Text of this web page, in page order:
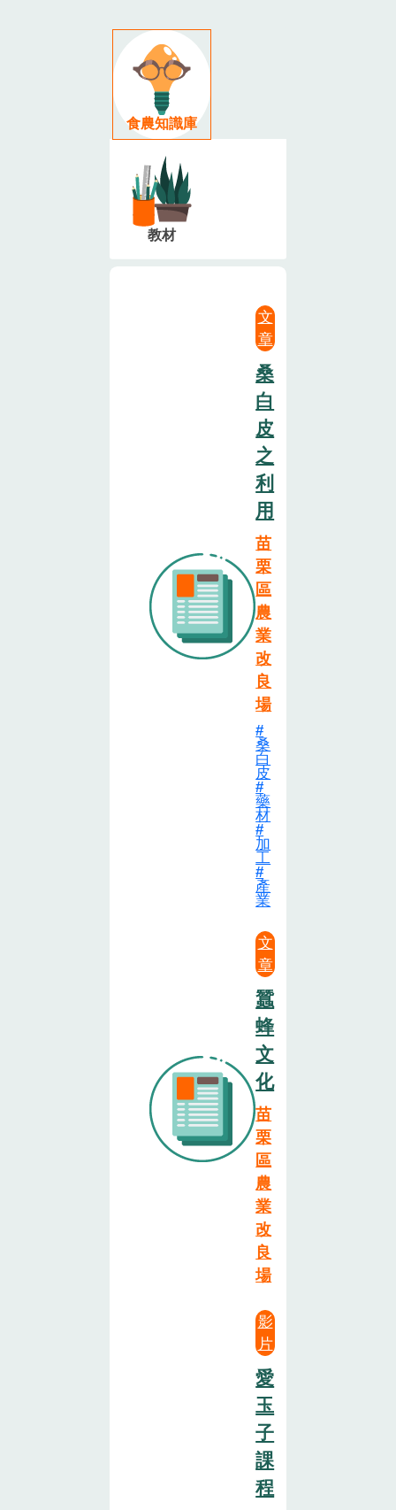
食農知識庫
教材
文
章
桑
白
皮
之
利
用
苗
栗
區
農
業
改
良
場
桑
白
皮
藥
材
加
工
產
業
文
章
蠶
蜂
文
化
苗
栗
區
農
業
改
良
場
影
片
愛
玉
子
課
程